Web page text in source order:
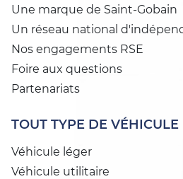
Une marque de Saint-Gobain
Un réseau national
Nos engagements RSE
Foire aux questions
Partenariats
TOUT TYPE DE VÉHICULE
Véhicule léger
Véhicule utilitaire